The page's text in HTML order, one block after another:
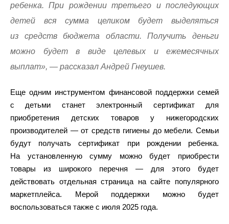
ребенка. При рождении третьего и последующих
детей вся сумма целиком будет выделяться
из средств бюджета области. Получить деньги
можно будет в виде целевых и ежемесячных
выплат», — рассказал Андрей Гнеушев.
Еще одним инструментом финансовой поддержки семей
с детьми станет электронный сертификат для
приобретения детских товаров у нижегородских
производителей — от средств гигиены до мебели. Семьи
будут получать сертификат при рождении ребенка.
На установленную сумму можно будет приобрести
товары из широкого перечня — для этого будет
действовать отдельная страница на сайте популярного
маркетплейса. Мерой поддержки можно будет
воспользоваться также с июля 2025 года.